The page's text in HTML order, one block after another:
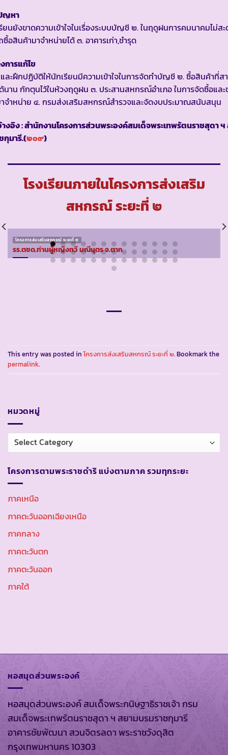
ญหา
ยนยังขาดความเข้าใจในเรื่องระบบบัญชี ๒. ในฤดูฝนการคมนาคมไม่สะ
ซื้อสินค้ามาจำหน่ายได้ ๓. อาคารเก่า,ชำรุด
การแก้ไข
ละฝึกปฏิบัติให้นักเรียนมีความเข้าใจในการจัดทำบัญชี ๒. ซื้อสินค้าที่ส
ด้นาน กักตุนไว้ในห้วงฤดูฝน ๓. ประสานสหกรณ์อำเภอ ในการจัดซื้อแล
จำหน่าย ๔. กรมส่งเสริมสหกรณ์สำรวจและจัดงบประมาณสนับสนุน
งอิง : สำนักงานโครงการส่วนพระองค์สมเด็จพระเทพรัตนราชสุดา ฯ
กุมารี.(๒๐๙)
โรงเรียนภายในโครงการส่งเสริม
สหกรณ์ ระยะที่ ๒
โครงการส่งเสริมสหกรณ์ ระยะที่ ๒
รร.ตชด.ท่านผู้หญิงทวี มณีนุตร จ.ตาก
This entry was posted in โครงการส่งเสริมสหกรณ์ ระยะที่ ๒. Bookmark the
permalink.
หมวดหมู่
หมวด
หมู่
โครงการตามพระราชดำริ แบ่งตามภาค รวมทุกระยะ
ภาคเหนือ
ภาคตะวันออกเฉียงเหนือ
ภาคกลาง
ภาคตะวันตก
ภาคตะวันออก
ภาคใต้
หอสมุดส่วนพระองค์
หอสมุดส่วนพระองค์ สมเด็จพระกนิษฐาธิราชเจ้า กรม
สมเด็จพระเทพรัตนราชสุดา ฯ สยามบรมราชกุมารี
อาคารชัยพัฒนา สวนจิตรลดา พระราชวังดุสิต
กรุงเทพมหานคร 10303